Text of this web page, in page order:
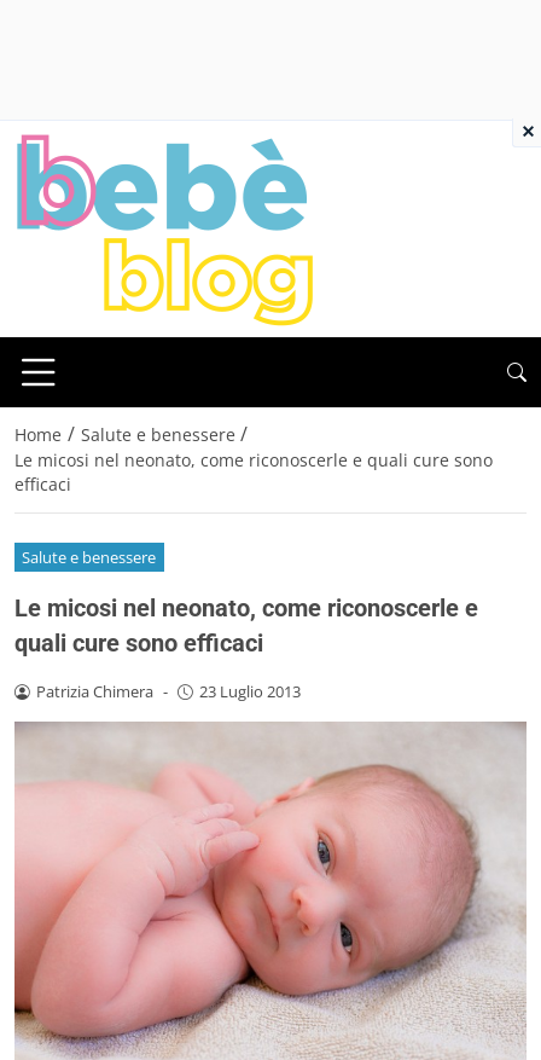
Home / Salute e benessere /
Le micosi nel neonato, come riconoscerle e quali cure sono
efficaci
Salute e benessere
Le micosi nel neonato, come riconoscerle e
quali cure sono efficaci
Patrizia Chimera - 23 Luglio 2013
×